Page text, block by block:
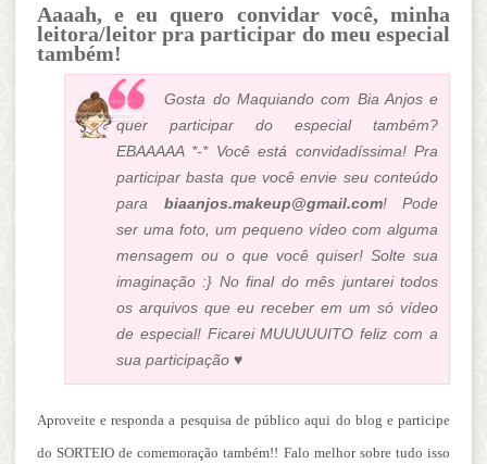
Aaaah, e eu quero convidar você, minha
leitora/leitor pra participar do meu especial
também!
Gosta do Maquiando com Bia Anjos e
quer participar do especial também?
EBAAAAA *-* Você está convidadíssima! Pra
participar basta que você envie seu conteúdo
para biaanjos.makeup@gmail.com! Pode
ser uma foto, um pequeno vídeo com alguma
mensagem ou o que você quiser! Solte sua
imaginação :} No final do mês juntarei todos
os arquivos que eu receber em um só vídeo
de especial! Ficarei MUUUUUITO feliz com a
sua participação ♥
Aproveite e responda a pesquisa de público aqui do blog e participe
do SORTEIO de comemoração também!! Falo melhor sobre tudo isso